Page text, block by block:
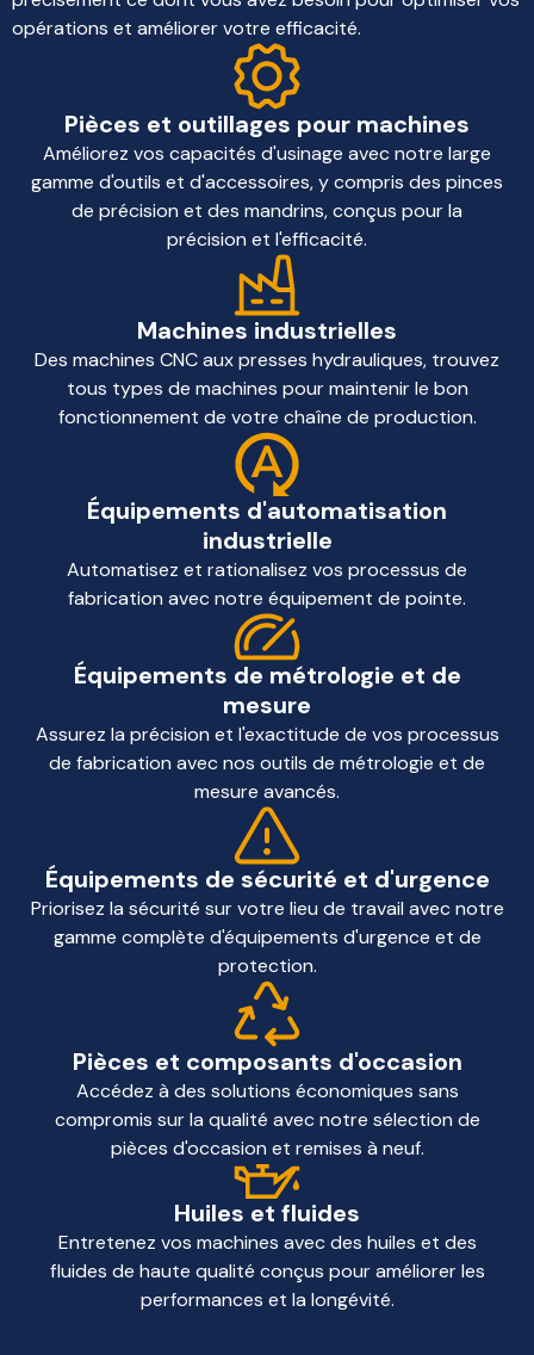
opérations et améliorer votre efficacité.
Pièces et outillages pour machines
Améliorez vos capacités d'usinage avec notre large
gamme d'outils et d'accessoires, y compris des pinces
de précision et des mandrins, conçus pour la
précision et l'efficacité.
Machines industrielles
Des machines CNC aux presses hydrauliques, trouvez
tous types de machines pour maintenir le bon
fonctionnement de votre chaîne de production.
Équipements d'automatisation
industrielle
Automatisez et rationalisez vos processus de
fabrication avec notre équipement de pointe.
Équipements de métrologie et de
mesure
Assurez la précision et l'exactitude de vos processus
de fabrication avec nos outils de métrologie et de
mesure avancés.
Équipements de sécurité et d'urgence
Priorisez la sécurité sur votre lieu de travail avec notre
gamme complète d'équipements d'urgence et de
protection.
Pièces et composants d'occasion
Accédez à des solutions économiques sans
compromis sur la qualité avec notre sélection de
pièces d'occasion et remises à neuf.
Huiles et fluides
Entretenez vos machines avec des huiles et des
fluides de haute qualité conçus pour améliorer les
performances et la longévité.